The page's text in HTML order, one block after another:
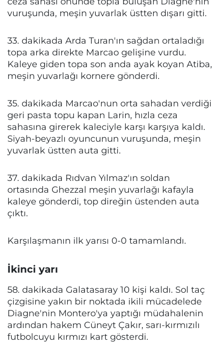
vuruşunda, meşin yuvarlak üstten dışarı gitti.
33. dakikada Arda Turan'ın sağdan ortaladığı
topa arka direkte Marcao gelişine vurdu.
Kaleye giden topa son anda ayak koyan Atiba,
meşin yuvarlağı kornere gönderdi.
35. dakikada Marcao'nun orta sahadan verdiği
geri pasta topu kapan Larin, hızla ceza
sahasına girerek kaleciyle karşı karşıya kaldı.
Siyah-beyazlı oyuncunun vuruşunda, meşin
yuvarlak üstten auta gitti.
37. dakikada Rıdvan Yılmaz'ın soldan
ortasında Ghezzal meşin yuvarlağı kafayla
kaleye gönderdi, top direğin üstenden auta
çıktı.
Karşılaşmanın ilk yarısı 0-0 tamamlandı.
İkinci yarı
58. dakikada Galatasaray 10 kişi kaldı. Sol taç
çizgisine yakın bir noktada ikili mücadelede
Diagne'nin Montero'ya yaptığı müdahalenin
ardından hakem Cüneyt Çakır, sarı-kırmızılı
futbolcuyu kırmızı kart gösterdi.